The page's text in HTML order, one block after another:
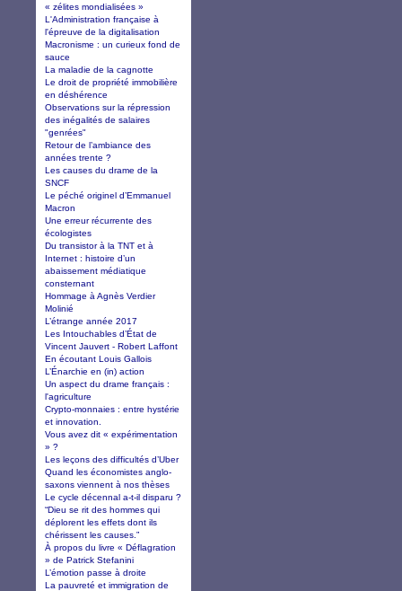
« zélites mondialisées »
L'Administration française à
l'épreuve de la digitalisation
Macronisme : un curieux fond de
sauce
La maladie de la cagnotte
Le droit de propriété immobilière
en déshérence
Observations sur la répression
des inégalités de salaires
"genrées"
Retour de l’ambiance des
années trente ?
Les causes du drame de la
SNCF
Le péché originel d’Emmanuel
Macron
Une erreur récurrente des
écologistes
Du transistor à la TNT et à
Internet : histoire d’un
abaissement médiatique
consternant
Hommage à Agnès Verdier
Molinié
L’étrange année 2017
Les Intouchables d’État de
Vincent Jauvert - Robert Laffont
En écoutant Louis Gallois
L’Énarchie en (in) action
Un aspect du drame français :
l'agriculture
Crypto-monnaies : entre hystérie
et innovation.
Vous avez dit « expérimentation
» ?
Les leçons des difficultés d’Uber
Quand les économistes anglo-
saxons viennent à nos thèses
Le cycle décennal a-t-il disparu ?
“Dieu se rit des hommes qui
déplorent les effets dont ils
chérissent les causes.”
À propos du livre « Déflagration
» de Patrick Stefanini
L’émotion passe à droite
La pauvreté et immigration de